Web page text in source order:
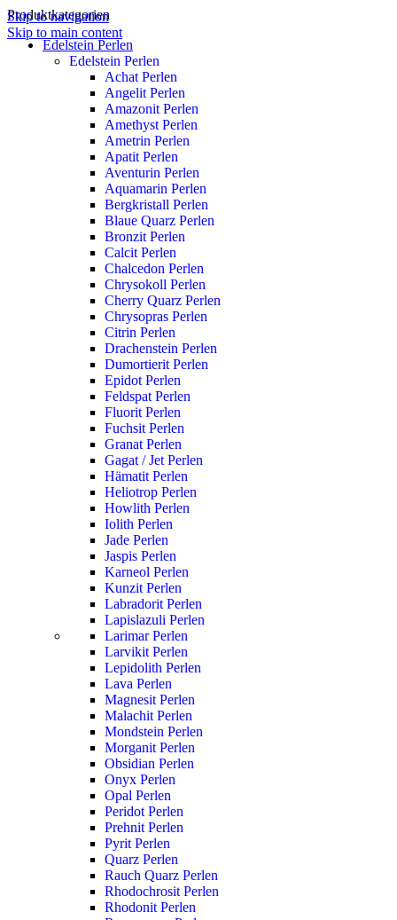
Skip to navigation
Skip to main content
Produktkategorien
Edelstein Perlen
Edelstein Perlen
Achat Perlen
Angelit Perlen
Amazonit Perlen
Amethyst Perlen
Ametrin Perlen
Apatit Perlen
Aventurin Perlen
Aquamarin Perlen
Bergkristall Perlen
Blaue Quarz Perlen
Bronzit Perlen
Calcit Perlen
Chalcedon Perlen
Chrysokoll Perlen
Cherry Quarz Perlen
Chrysopras Perlen
Citrin Perlen
Drachenstein Perlen
Dumortierit Perlen
Epidot Perlen
Feldspat Perlen
Fluorit Perlen
Fuchsit Perlen
Granat Perlen
Gagat / Jet Perlen
Hämatit Perlen
Heliotrop Perlen
Howlith Perlen
Iolith Perlen
Jade Perlen
Jaspis Perlen
Karneol Perlen
Kunzit Perlen
Labradorit Perlen
Lapislazuli Perlen
Larimar Perlen
Larvikit Perlen
Lepidolith Perlen
Lava Perlen
Magnesit Perlen
Malachit Perlen
Mondstein Perlen
Morganit Perlen
Obsidian Perlen
Onyx Perlen
Opal Perlen
Peridot Perlen
Prehnit Perlen
Pyrit Perlen
Quarz Perlen
Rauch Quarz Perlen
Rhodochrosit Perlen
Rhodonit Perlen